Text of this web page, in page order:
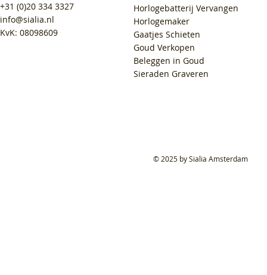
+31 (0)20 334 3327
info@sialia.nl
KvK: 08098609
Horlogebatterij Vervangen
Horlogemaker
Gaatjes Schieten
Goud Verkopen
Beleggen in Goud
Sieraden Graveren
© 2025 by Sialia Amsterdam